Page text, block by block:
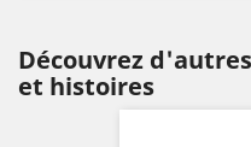
Découvrez
et histoires